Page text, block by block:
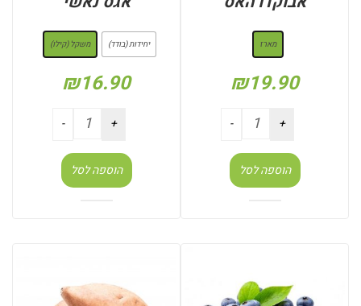
מארז
₪19.90
הוספה לסל
יחידות (בודד) משקל (קילו)
₪16.90
הוספה לסל